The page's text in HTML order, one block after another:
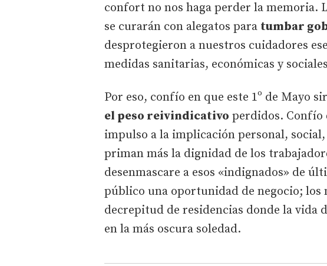
confort no nos haga perder la memoria.
se curarán con alegatos para tumbar
desprotegieron a nuestros cuidadores
medidas sanitarias, económicas y
Por eso, confío en que este 1º de Mayo
el peso reivindicativo perdidos. Confío
impulso a la implicación personal,
priman más la dignidad de los
desenmascare a esos «indignados» de
público una oportunidad de negocio; los
decrepitud de residencias donde la vida
en la más oscura soledad.